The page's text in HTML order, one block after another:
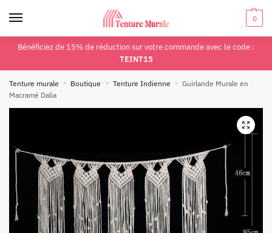
0
Bénéficiez de 15% de réduction sur votre commande avec le code :
TEINT15
Tenture murale » Boutique » Tenture Indienne » Guirlande Murale en
Macramé Dalia